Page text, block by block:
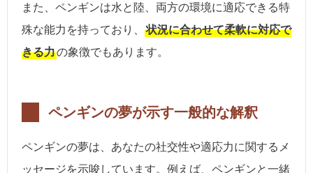
また、ペンギンは水と陸、両方の環境に適応できる特
殊な能力を持っており、
状況に合わせて柔軟に対応で
きる力の象徴でもあります。
ペンギンの夢が示す一般的な解釈
ペンギンの夢は、あなたの社交性や適応力に関するメ
ッセージを示唆しています。例えば、ペンギンと一緒